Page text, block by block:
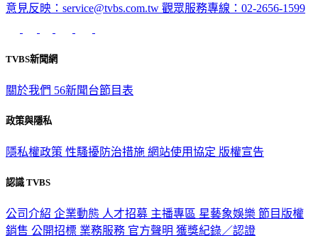
意見反映：service@tvbs.com.tw 觀眾服務專線：02-2656-1599
TVBS新聞網
關於我們 56新聞台節目表
政策與隱私
隱私權政策 性騷擾防治措施 網站使用協定 版權宣告
認識 TVBS
公司介紹 企業動態 人才招募 主播專區 星藝象娛樂 節目版權
銷售 公開招標 業務服務 官方聲明 獲獎紀錄／認證